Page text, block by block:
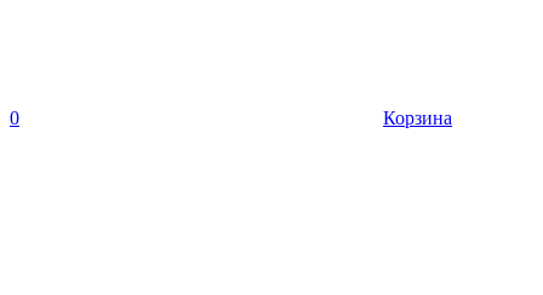
0 Корзина